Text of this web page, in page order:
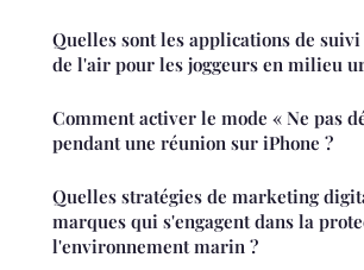
Quelles sont les applications de
de l'air pour les joggeurs en milieu
Comment activer le mode « Ne pas
pendant une réunion sur iPhone ?
Quelles stratégies de marketing
marques qui s'engagent dans la
l'environnement marin ?